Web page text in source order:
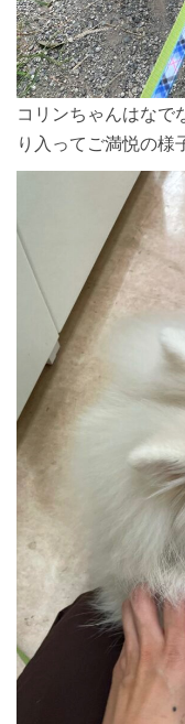
コリンちゃんはなで
り入ってご満悦の